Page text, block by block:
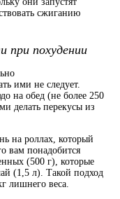
сжиганию
при похудении
ими не следует.
на обед (не более 250
делать перекусы из
на роллах, который
вам понадобится
(500 г), которые
(1,5 л). Такой подход
лишнего веса.